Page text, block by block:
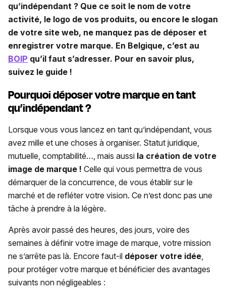
qu’indépendant ? Que ce soit le nom de votre
activité, le logo de vos produits, ou encore le slogan
de votre site web, ne manquez pas de déposer et
enregistrer votre marque. En Belgique, c’est au
BOIP qu’il faut s’adresser. Pour en savoir plus,
suivez le guide !
Pourquoi déposer votre marque en tant
qu’indépendant ?
Lorsque vous vous lancez en tant qu’indépendant, vous
avez mille et une choses à organiser. Statut juridique,
mutuelle, comptabilité…, mais aussi la création de votre
image de marque ! Celle qui vous permettra de vous
démarquer de la concurrence, de vous établir sur le
marché et de refléter votre vision. Ce n’est donc pas une
tâche à prendre à la légère.
Après avoir passé des heures, des jours, voire des
semaines à définir votre image de marque, votre mission
ne s’arrête pas là. Encore faut-il déposer votre idée
pour protéger votre marque et bénéficier des avantages
suivants non négligeables :